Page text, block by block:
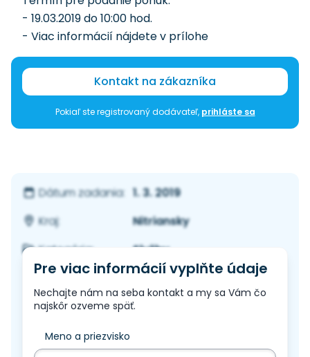
- 19.03.2019 do 10:00 hod.
- Viac informácií nájdete v prílohe
Kontakt na zákazníka
Pokiaľ ste registrovaný dodávateľ, prihláste sa
Dátum zadania: 1. 3. 2019
Kraj:
Nitriansky
Kategória:
Služby
Pre viac informácií vyplňte údaje
Nechajte nám na seba kontakt a my sa Vám čo
najskôr ozveme späť.
Meno a priezvisko